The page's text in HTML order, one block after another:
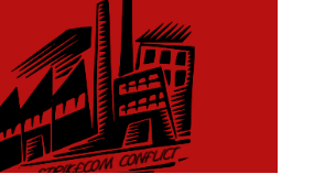
Карта событий
Трудовые конфликты
Отчеты
публикацию
Справочник